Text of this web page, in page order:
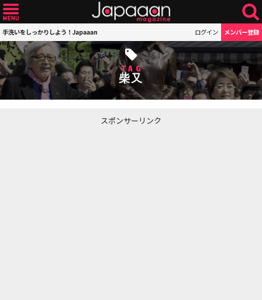
手洗いをしっかりしよう！Japaaan ログイン メンバー登録
TAG
柴又
スポンサーリンク